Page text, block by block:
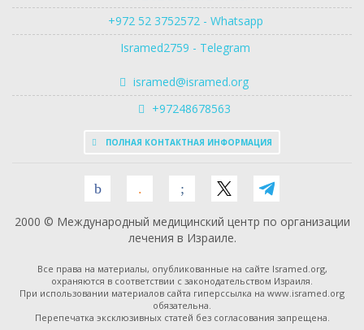
+972 52 3752572 - Whatsapp
Isramed2759 - Telegram
isramed@isramed.org
+97248678563
ПОЛНАЯ КОНТАКТНАЯ ИНФОРМАЦИЯ
2000 © Международный медицинский центр по организации
лечения в Израиле.
Все права на материалы, опубликованные на сайте Isramed.org,
охраняются в соответствии с законодательством Израиля.
При использовании материалов сайта гиперссылка на www.isramed.org
обязательна.
Перепечатка эксклюзивных статей без согласования запрещена.